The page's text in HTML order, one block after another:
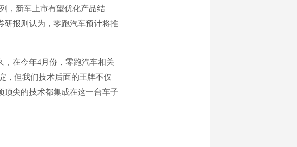
新车上市有望优化产品结
研报则认为，零跑汽车预计将推
在今年4月份，零跑汽车相关
，但我们技术后面的王牌不仅
顶尖的技术都集成在这一台车子